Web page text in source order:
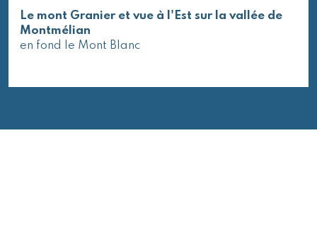
Le mont Granier et vue à l'Est sur la vallée de
Montmélian
en fond le Mont Blanc